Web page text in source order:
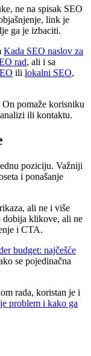
ne na spisak SEO
link je
ga je izbaciti.
Kada SEO naslov za
rad, ali i sa
ili lokalni SEO,
pomaže korisniku
ili kontaktu.
poziciju. Važniji
i ponašanje
ali ne i više
dobija klikove, ali ne
i CTA.
budget: najčešće
se pojedinačna
rada, koristan je i
problem i kako ga